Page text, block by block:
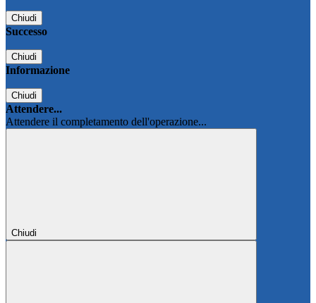
Chiudi
Successo
Chiudi
Informazione
Chiudi
Attendere...
Attendere il completamento dell'operazione...
Chiudi